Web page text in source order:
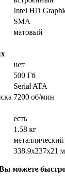
Intel HD
SMA
матовый
нет
500 Гб
Serial ATA
7200 об/мин
есть
1.58 кг
338.9x237x21
можете